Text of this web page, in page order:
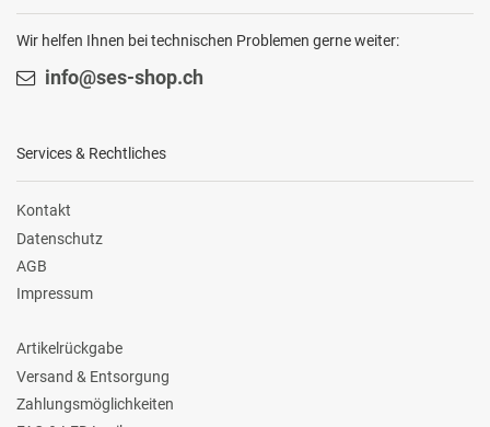
Wir helfen Ihnen bei technischen Problemen gerne weiter:
info@ses-shop.ch
Services & Rechtliches
Kontakt
Datenschutz
AGB
Impressum
Artikelrückgabe
Versand & Entsorgung
Zahlungsmöglichkeiten